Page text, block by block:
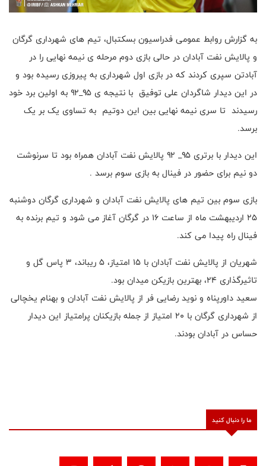
به گزارش روابط عمومی فدراسیون بسکتبال، تیم های شهرداری گرگان
و پالایش نفت آبادان در حالی بازی دوم مرحله ی نیمه نهایی را در
آبادتن سپری کردند که در بازی اول شهرداری به پیروزی رسیده بود و
در این دیدار شاگردان علی توفیق با نتیجه ی ۹۵_۹۲ به اولین برد خود
رسیدند تا سری نیمه نهایی بین این دو‌تیم به تساوی یک بر یک
برسد.
این دیدار با برتری ۹۵_ ۹۲ پالایش نفت آبادان همراه بود تا سرنوشت
دو نیم برای حضور در فینال به بازی سوم برسد .
بازی سوم بین تیم های پالایش نفت آبادان و شهرداری گرگان دوشنبه
۲۵ اردیبهشت ماه از ساعت ۱۶ در گرگان آغاز می شود و تیم برنده به
فینال راه پیدا می کند.
شهریان از پالایش نفت آبادان با ۱۵ امتیاز، ۵ ریباند، ۳ پاس گل و
تاثیرگذاری ۲۴، بهترین بازیکن میدان بود.
سعید داورپناه و نوید رضایی فر از پالایش نفت آبادان و بهنام یخچالی
از شهرداری گرگان با ۲۰ امتیاز از جمله بازیکنان پرامتیاز این دیدار
حساس در آبادان بودند.
ما را دنبال کنید